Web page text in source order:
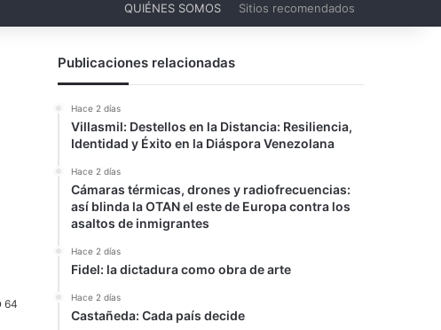
QUIÉNES SOMOS Sitios recomendados
64
Publicaciones relacionadas
Hace 2 días
Villasmil: Destellos en la Distancia: Resiliencia,
Identidad y Éxito en la Diáspora Venezolana
Hace 2 días
Cámaras térmicas, drones y radiofrecuencias:
así blinda la OTAN el este de Europa contra los
asaltos de inmigrantes
Hace 2 días
Fidel: la dictadura como obra de arte
Hace 2 días
Castañeda: Cada país decide